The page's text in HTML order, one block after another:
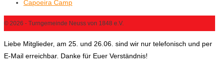
Capoeira Camp
© 2026 - Turngemeinde Neuss von 1848 e.V.
Liebe Mitglieder, am 25. und 26.06. sind wir nur telefonisch und per
E-Mail erreichbar. Danke für Euer Verständnis!